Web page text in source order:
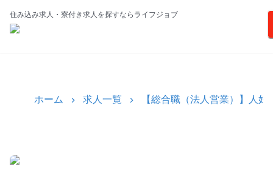
住み込み求人・寮付き求人を探すならライフジョブ
ホーム 求人一覧 【総合職（法人営業）】人